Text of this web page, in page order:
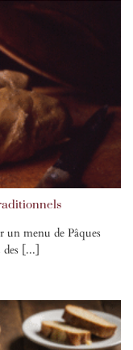
un menu de Pâques
[...]